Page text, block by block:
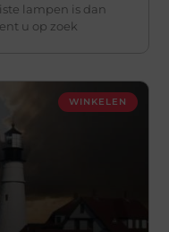
lampen is dan
u op zoek
WINKELEN